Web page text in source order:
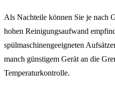
Als Nachteile können Sie je nach
hohen Reinigungsaufwand
spülmaschinengeeigneten
manch günstigem Gerät an die
Temperaturkontrolle.